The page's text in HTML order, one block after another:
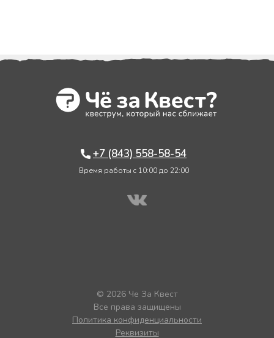
Время работы c 10:00 до 22:00
+7 (843) 558-58-54
© 2026 Че За Квест
Все права защищены
Политика конфиденциальности
Реквизиты